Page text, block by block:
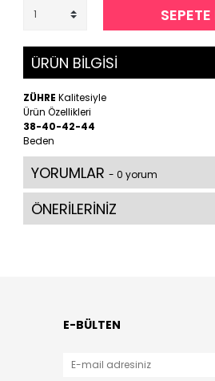
SEPETE
ÜRÜN BİLGİSİ
ZÜHRE Kalitesiyle
Ürün Özellikleri
38-40-42-44
Beden
YORUMLAR - 0 yorum
ÖNERİLERİNİZ
E-BÜLTEN